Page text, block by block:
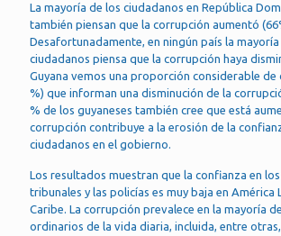
La mayoría de los ciudadanos en República
también piensan que la corrupción aumentó
Desafortunadamente, en ningún país la mayoría
ciudadanos piensa que la corrupción haya
Guyana vemos una proporción considerable de
%) que informan una disminución de la
% de los guyaneses también cree que está
corrupción contribuye a la erosión de la
ciudadanos en el gobierno.
Los resultados muestran que la confianza en
tribunales y las policías es muy baja en América
Caribe. La corrupción prevalece en la mayoría
ordinarios de la vida diaria, incluida, entre